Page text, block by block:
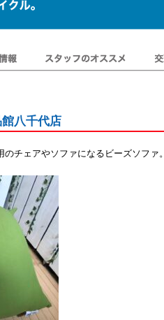
八千代店
チェアやソファになるビーズソファ。